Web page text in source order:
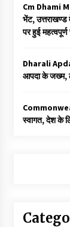
Cm Dhami
भेंट,
पर हुई महत्वपूर्ण
Dharali Apda
आपदा के जख्म,
स्वागत, देश के